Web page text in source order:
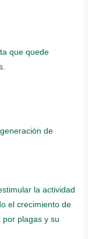
que quede
de
la actividad
el crecimiento de
por plagas y su